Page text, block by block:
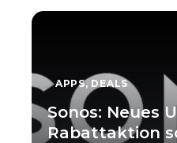
APPS, DEALS
Sonos: Neues
Rabattaktion